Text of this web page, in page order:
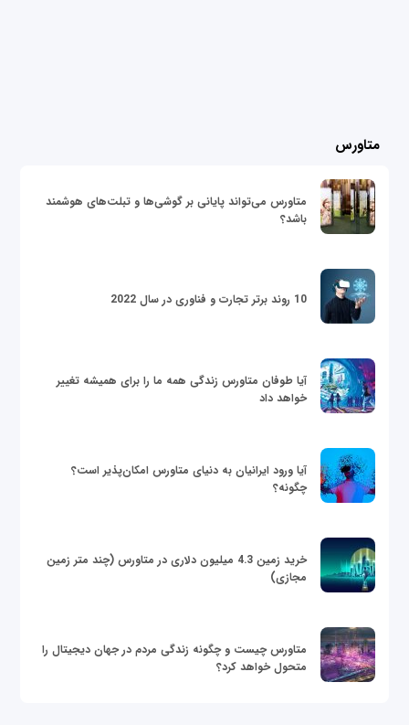
متاورس
متاورس می‌تواند پایانی بر گوشی‌ها و تبلت‌های هوشمند
باشد؟
10 روند برتر تجارت و فناوری در سال 2022
آیا طوفان متاورس زندگی همه ما را برای همیشه تغییر
خواهد داد
آیا ورود ایرانیان به دنیای متاورس امکان‌پذیر است؟
چگونه؟
خرید زمین 4.3 میلیون دلاری در متاورس (چند متر زمین
مجازی)
متاورس چیست و چگونه زندگی مردم در جهان دیجیتال را
متحول خواهد کرد؟